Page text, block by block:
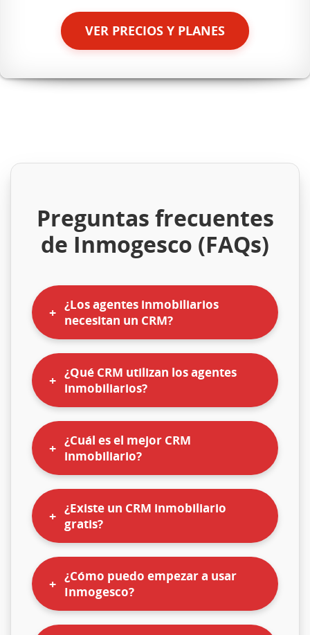
VER PRECIOS Y PLANES
Preguntas frecuentes
de Inmogesco (FAQs)
¿Los agentes inmobiliarios
necesitan un CRM?
¿Qué CRM utilizan los agentes
inmobiliarios?
¿Cuál es el mejor CRM
inmobiliario?
¿Existe un CRM inmobiliario
gratis?
¿Cómo puedo empezar a usar
Inmogesco?